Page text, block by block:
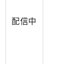
配信中